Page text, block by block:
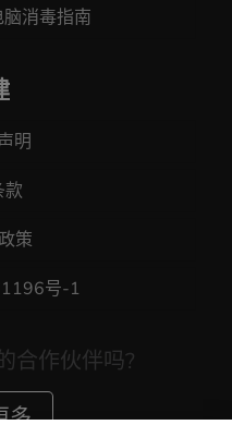
消毒指南
明
款
策
号-1
合作伙伴吗?
多